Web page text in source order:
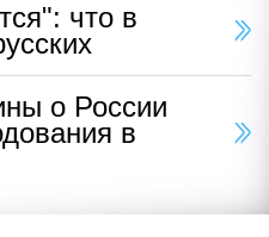
что в
о России
в